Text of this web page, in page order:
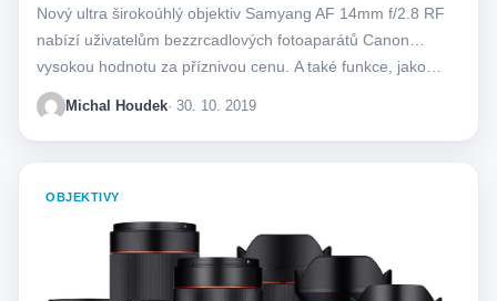
Nový ultra širokoúhlý objektiv Samyang AF 14mm f/2.8 RF
nabízí uživatelům bezzrcadlových fotoaparátů Canon
vysokou hodnotu za příznivou cenu. A také funkce, jako…
Michal Houdek· 30. 10. 2019
OBJEKTIVY